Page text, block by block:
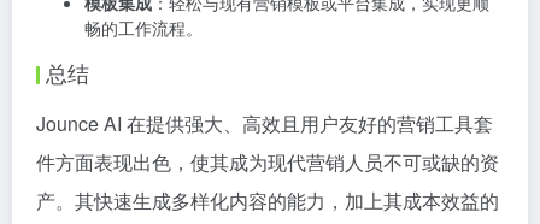
畅的工作流程。
总结
Jounce AI 在提供强大、高效且用户友好的营销工具套
件方面表现出色，使其成为现代营销人员不可或缺的资
产。其快速生成多样化内容的能力，加上其成本效益的